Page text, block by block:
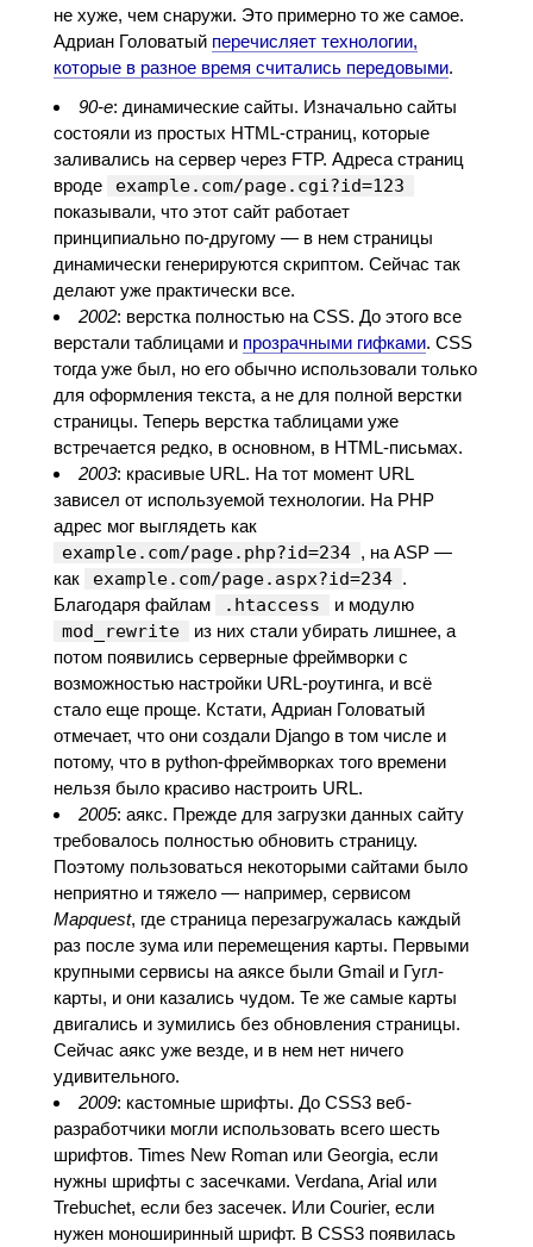
не хуже, чем снаружи. Это примерно то же самое.
Адриан Головатый перечисляет технологии,
которые в разное время считались передовыми.
90-е: динамические сайты. Изначально сайты
состояли из простых HTML-страниц, которые
заливались на сервер через FTP. Адреса страниц
вроде
example.com/page.cgi?id=123
показывали, что этот сайт работает
принципиально по-другому — в нем страницы
динамически генерируются скриптом. Сейчас так
делают уже практически все.
2002: верстка полностью на CSS. До этого все
верстали таблицами и прозрачными гифками. CSS
тогда уже был, но его обычно использовали только
для оформления текста, а не для полной верстки
страницы. Теперь верстка таблицами уже
встречается редко, в основном, в HTML-письмах.
2003: красивые URL. На тот момент URL
зависел от используемой технологии. На PHP
адрес мог выглядеть как
example.com/page.php?id=234 , на ASP —
как
example.com/page.aspx?id=234 .
Благодаря файлам
.htaccess и модулю
mod_rewrite
из них стали убирать лишнее, а
потом появились серверные фреймворки с
возможностью настройки URL-роутинга, и всё
стало еще проще. Кстати, Адриан Головатый
отмечает, что они создали Django в том числе и
потому, что в python-фреймворках того времени
нельзя было красиво настроить URL.
2005: аякс. Прежде для загрузки данных сайту
требовалось полностью обновить страницу.
Поэтому пользоваться некоторыми сайтами было
неприятно и тяжело — например, сервисом
Mapquest, где страница перезагружалась каждый
раз после зума или перемещения карты. Первыми
крупными сервисы на аяксе были Gmail и Гугл-
карты, и они казались чудом. Те же самые карты
двигались и зумились без обновления страницы.
Сейчас аякс уже везде, и в нем нет ничего
удивительного.
2009: кастомные шрифты. До CSS3 веб-
разработчики могли использовать всего шесть
шрифтов. Times New Roman или Georgia, если
нужны шрифты с засечками. Verdana, Arial или
Trebuchet, если без засечек. Или Courier, если
нужен моноширинный шрифт. В CSS3 появилась